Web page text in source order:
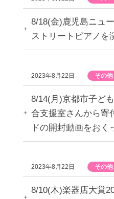
8/18(金)鹿児島ニュ
ストリートピアノを
2023年8月22日 その他
8/14(月)京都市子ど
合支援室さんから寄
ドの開封動画をおく
2023年8月22日 その他
8/10(木)楽器店大賞